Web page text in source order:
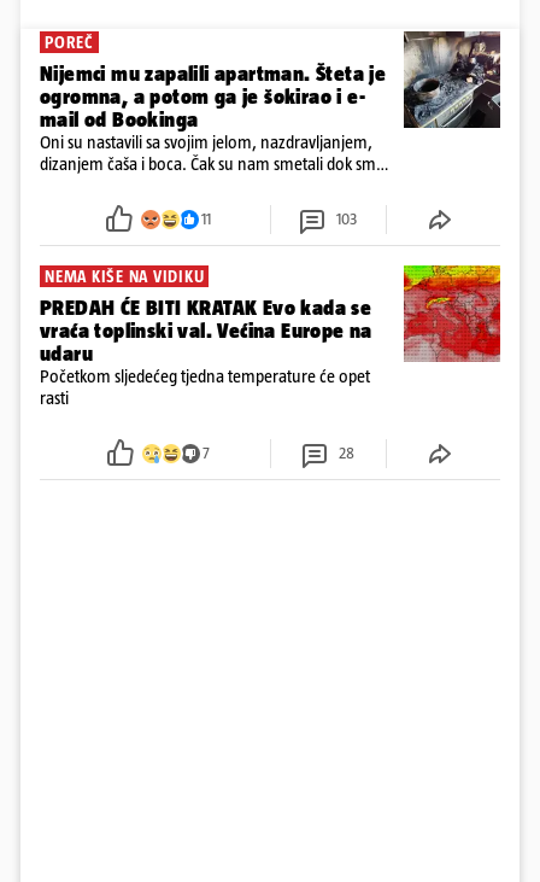
POREČ
Nijemci mu zapalili apartman. Šteta je
ogromna, a potom ga je šokirao i e-
mail od Bookinga
Oni su nastavili sa svojim jelom, nazdravljanjem,
dizanjem čaša i boca. Čak su nam smetali dok smo
požar, rekao je vlasnik
11 103
NEMA KIŠE NA VIDIKU
PREDAH ĆE BITI KRATAK Evo kada se
vraća toplinski val. Većina Europe na
udaru
Početkom sljedećeg tjedna temperature će opet
rasti
7 28